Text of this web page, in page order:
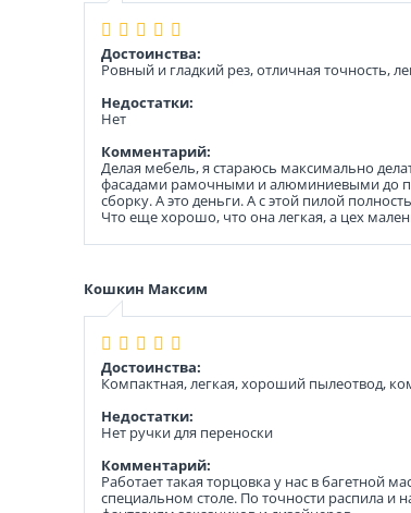
Достоинства:
Ровный и гладкий рез, отличная точность,
Недостатки:
Нет
Комментарий:
Делая мебель, я стараюсь максимально
фасадами рамочными и алюминиевыми до
сборку. А это деньги. А с этой пилой
Что еще хорошо, что она легкая, а цех
Кошкин Максим
Достоинства:
Компактная, легкая, хороший пылеотвод,
Недостатки:
Нет ручки для переноски
Комментарий:
Работает такая торцовка у нас в багетной
специальном столе. По точности распила и